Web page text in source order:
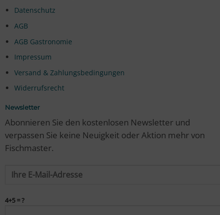
Datenschutz
AGB
AGB Gastronomie
Impressum
Versand & Zahlungsbedingungen
Widerrufsrecht
Newsletter
Abonnieren Sie den kostenlosen Newsletter und
verpassen Sie keine Neuigkeit oder Aktion mehr von
Fischmaster.
4+5 = ?